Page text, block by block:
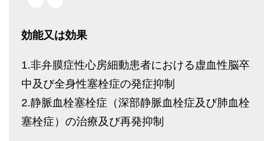
効能又は効果
1.非弁膜症性心房細動患者における虚血性脳卒
中及び全身性塞栓症の発症抑制
2.静脈血栓塞栓症（深部静脈血栓症及び肺血栓
塞栓症）の治療及び再発抑制